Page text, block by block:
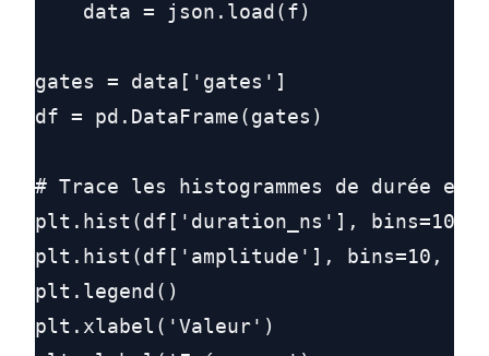
    data = json.load(f)
gates = data['gates']
df = pd.DataFrame(gates)
# Trace les histogrammes de durée et
plt.hist(df['duration_ns'], bins=10,
plt.hist(df['amplitude'], bins=10,
plt.legend()
plt.xlabel('Valeur')